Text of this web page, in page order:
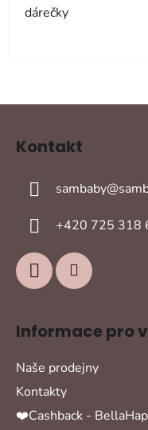
dárečky
Kontakt
sambaby@
+420 725 318
Informace pro
Naše prodejny
Kontakty
❤️Cashback -